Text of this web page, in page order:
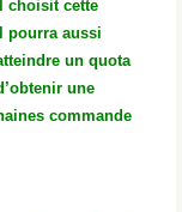
choisit cette
pourra aussi
un quota
une
commande